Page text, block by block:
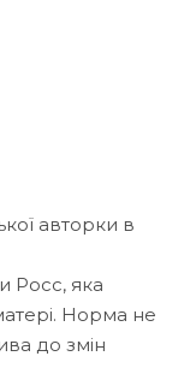
авторки в
Росс, яка
Норма не
до змін